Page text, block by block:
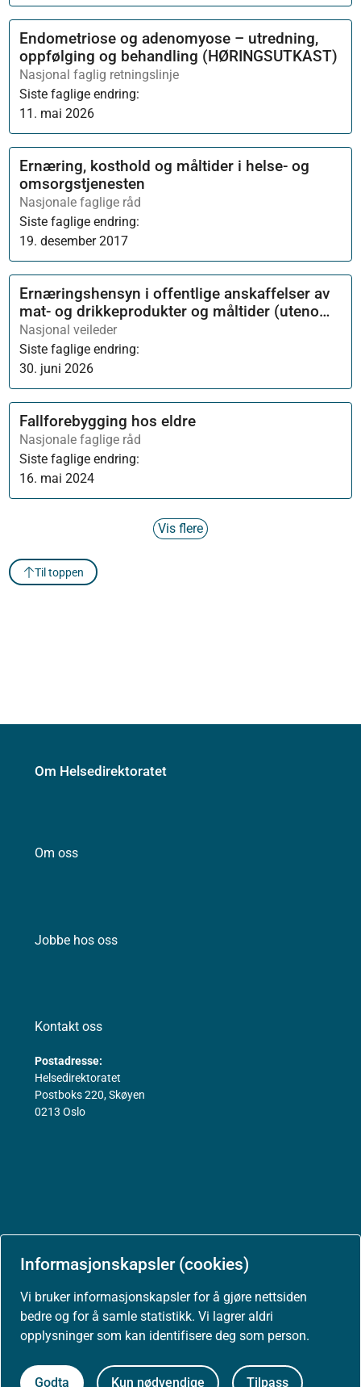
Informasjonskapsler (cookies)
Vi bruker informasjonskapsler for å gjøre nettsiden
bedre og for å samle statistikk. Vi lagrer aldri
opplysninger som kan identifisere deg som person.
Godta Kun nødvendige Tilpass
Endometriose og adenomyose – utredning,
oppfølging og behandling (HØRINGSUTKAST)
Nasjonal faglig retningslinje
Siste faglige endring:
11. mai 2026
Ernæring, kosthold og måltider i helse- og
omsorgstjenesten
Nasjonale faglige råd
Siste faglige endring:
19. desember 2017
Ernæringshensyn i offentlige anskaffelser av
mat- og drikkeprodukter og måltider (utenom
heldøgns forpleining)
Nasjonal veileder
Siste faglige endring:
30. juni 2026
Fallforebygging hos eldre
Nasjonale faglige råd
Siste faglige endring:
16. mai 2024
Vis flere
Til toppen
Om Helsedirektoratet
Om oss
Jobbe hos oss
Kontakt oss
Postadresse:
Helsedirektoratet
Postboks 220, Skøyen
0213 Oslo
Nyheter